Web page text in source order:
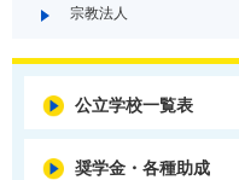
宗教法人
公立学校一覧表
奨学金・各種助成